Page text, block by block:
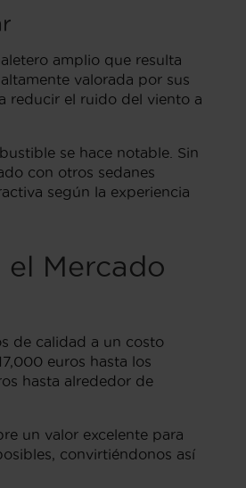
amplio que resulta
valorada por sus
reducir el ruido del viento a
se hace notable. Sin
con otros sedanes
según la experiencia
Mercado
de calidad a un costo
euros hasta los
hasta alrededor de
un valor excelente para
convirtiéndonos así